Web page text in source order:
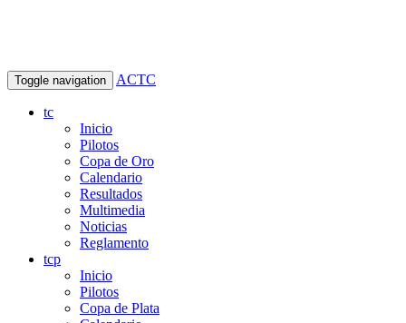
Toggle navigation ACTC
tc
Inicio
Pilotos
Copa de Oro
Calendario
Resultados
Multimedia
Noticias
Reglamento
tcp
Inicio
Pilotos
Copa de Plata